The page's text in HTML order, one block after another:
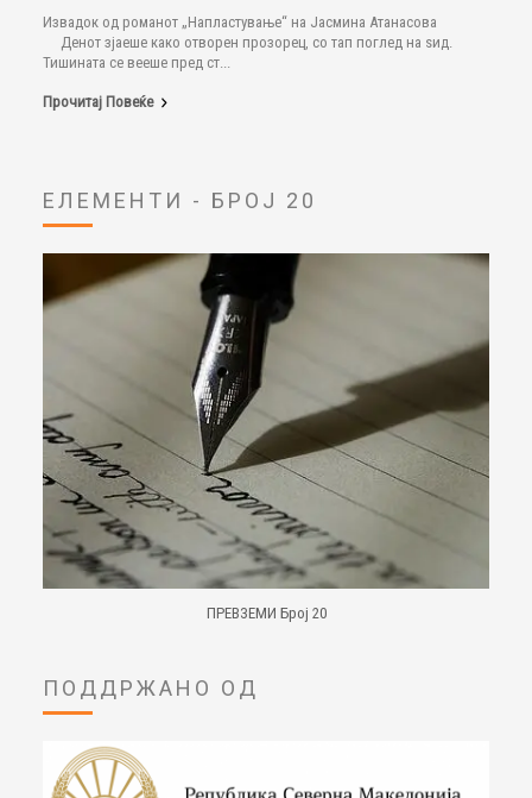
Извадок од романот „Напластување“ на Јасмина Атанасова
Денот зјаеше како отворен прозорец, со тап поглед на ѕид.
Тишината се вееше пред ст...
Прочитај Повеќе
ЕЛЕМЕНТИ - БРОЈ 20
ПРЕВЗЕМИ Број 20
ПОДДРЖАНО ОД